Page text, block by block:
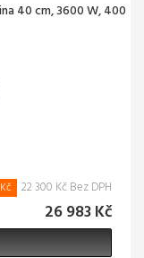
40 cm, 3600 W, 400
22 300 Kč Bez DPH
26 983 Kč